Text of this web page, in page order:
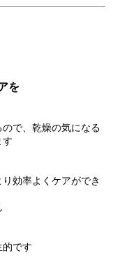
を
で、乾燥の気になる
す
効率よくケアができ
です